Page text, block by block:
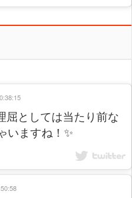
としては当たり前な
いますね！✨